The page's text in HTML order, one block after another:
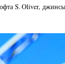
S. Oliver,